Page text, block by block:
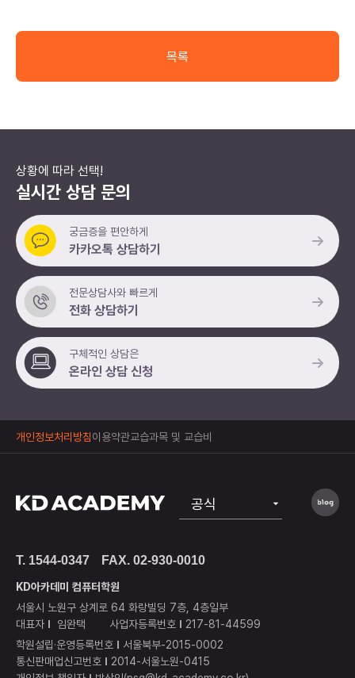
목록
상황에 따라 선택!
실시간 상담 문의
궁금증을 편안하게
카카오톡 상담하기
전문상담사와 빠르게
전화 상담하기
구체적인 상담은
온라인 상담 신청
개인정보처리방침이용약관교습과목 및 교습비
공식
상봉점
구리남양주점
하남미사점
김포점
T. 1544-0347 FAX. 02-930-0010
KD아카데미 컴퓨터학원
서울시 노원구 상계로 64 화랑빌딩 7층, 4층일부
대표자
임완택 사업자등록번호
217-81-44599
학원설립·운영등록번호
서울북부-2015-0002
통신판매업신고번호
2014-서울노원-0415